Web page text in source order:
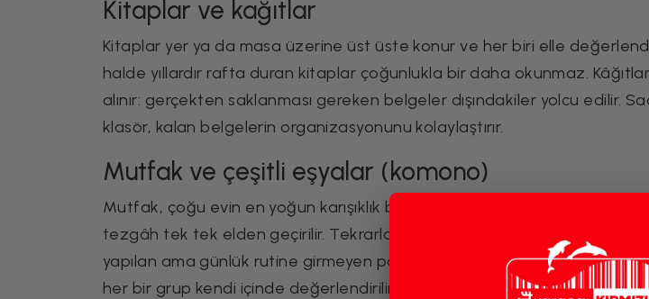
Kitaplar ve kağıtlar
Kitaplar yer ya da masa üzerine üst üste konur ve her biri elle
halde yıllardır rafta duran kitaplar çoğunlukla bir daha okunmaz.
alınır: gerçekten saklanması gereken belgeler dışındakiler yolcu edilir.
klasör, kalan belgelerin organizasyonunu kolaylaştırır.
Mutfak ve çeşitli eşyalar (komono)
Mutfak, çoğu evin en yoğun karışıklık biriktiren alanı olarak öne çıkar.
tezgâh tek tek elden geçirilir. Tekrarlanan eşyalar, hiç kullanılmayan
yapılan ama günlük rutine girmeyen parçalar fark edilir. Tencere,
her bir grup kendi içinde değerlendirilir. Kalanlar düzenli birmutfak